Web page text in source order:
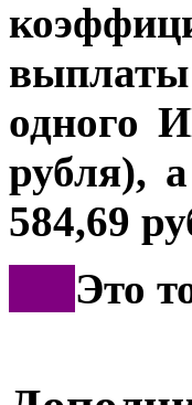
одного
рубля),
584,69
Это